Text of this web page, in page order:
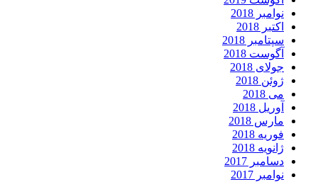
نوامبر 2018
اکتبر 2018
سپتامبر 2018
آگوست 2018
جولای 2018
ژوئن 2018
می 2018
آوریل 2018
مارس 2018
فوریه 2018
ژانویه 2018
دسامبر 2017
نوامبر 2017